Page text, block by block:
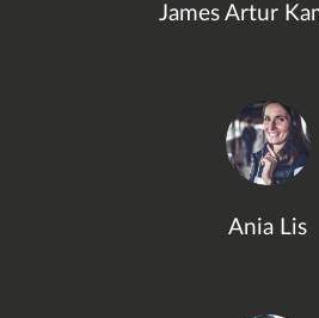
James Artur
Ania Lis